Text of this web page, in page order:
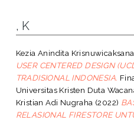
, K
Kezia Anindita
USER CENTERED DESIGN
TRADISIONAL INDONESIA.
Universitas Kristen Duta
Kristian Adi Nugraha (2022)
RELASIONAL FIRESTORE